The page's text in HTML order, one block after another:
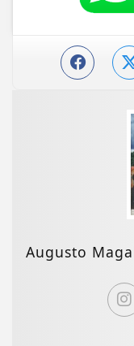
Augusto